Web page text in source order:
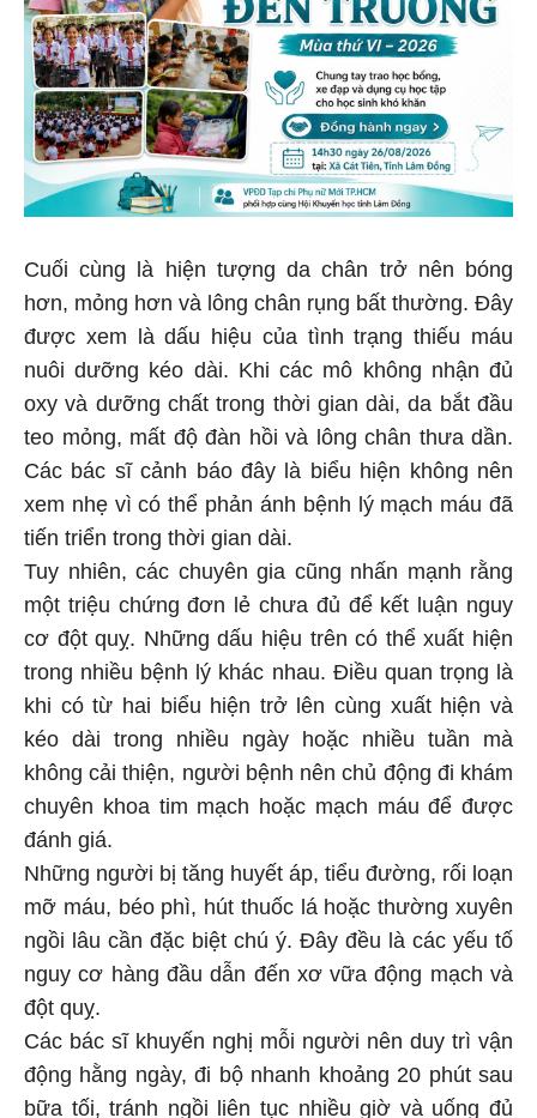
Cuối cùng là hiện tượng da chân trở nên bóng
hơn, mỏng hơn và lông chân rụng bất thường. Đây
được xem là dấu hiệu của tình trạng thiếu máu
nuôi dưỡng kéo dài. Khi các mô không nhận đủ
oxy và dưỡng chất trong thời gian dài, da bắt đầu
teo mỏng, mất độ đàn hồi và lông chân thưa dần.
Các bác sĩ cảnh báo đây là biểu hiện không nên
xem nhẹ vì có thể phản ánh bệnh lý mạch máu đã
tiến triển trong thời gian dài.
Tuy nhiên, các chuyên gia cũng nhấn mạnh rằng
một triệu chứng đơn lẻ chưa đủ để kết luận nguy
cơ đột quỵ. Những dấu hiệu trên có thể xuất hiện
trong nhiều bệnh lý khác nhau. Điều quan trọng là
khi có từ hai biểu hiện trở lên cùng xuất hiện và
kéo dài trong nhiều ngày hoặc nhiều tuần mà
không cải thiện, người bệnh nên chủ động đi khám
chuyên khoa tim mạch hoặc mạch máu để được
đánh giá.
Những người bị tăng huyết áp, tiểu đường, rối loạn
mỡ máu, béo phì, hút thuốc lá hoặc thường xuyên
ngồi lâu cần đặc biệt chú ý. Đây đều là các yếu tố
nguy cơ hàng đầu dẫn đến xơ vữa động mạch và
đột quỵ.
Các bác sĩ khuyến nghị mỗi người nên duy trì vận
động hằng ngày, đi bộ nhanh khoảng 20 phút sau
bữa tối, tránh ngồi liên tục nhiều giờ và uống đủ